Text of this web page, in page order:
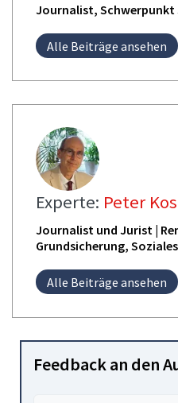
Journalist, Schwerpunkt
Alle Beiträge ansehen
Experte: Peter
Journalist und Jurist |
Grundsicherung,
Alle Beiträge ansehen
Feedback an den